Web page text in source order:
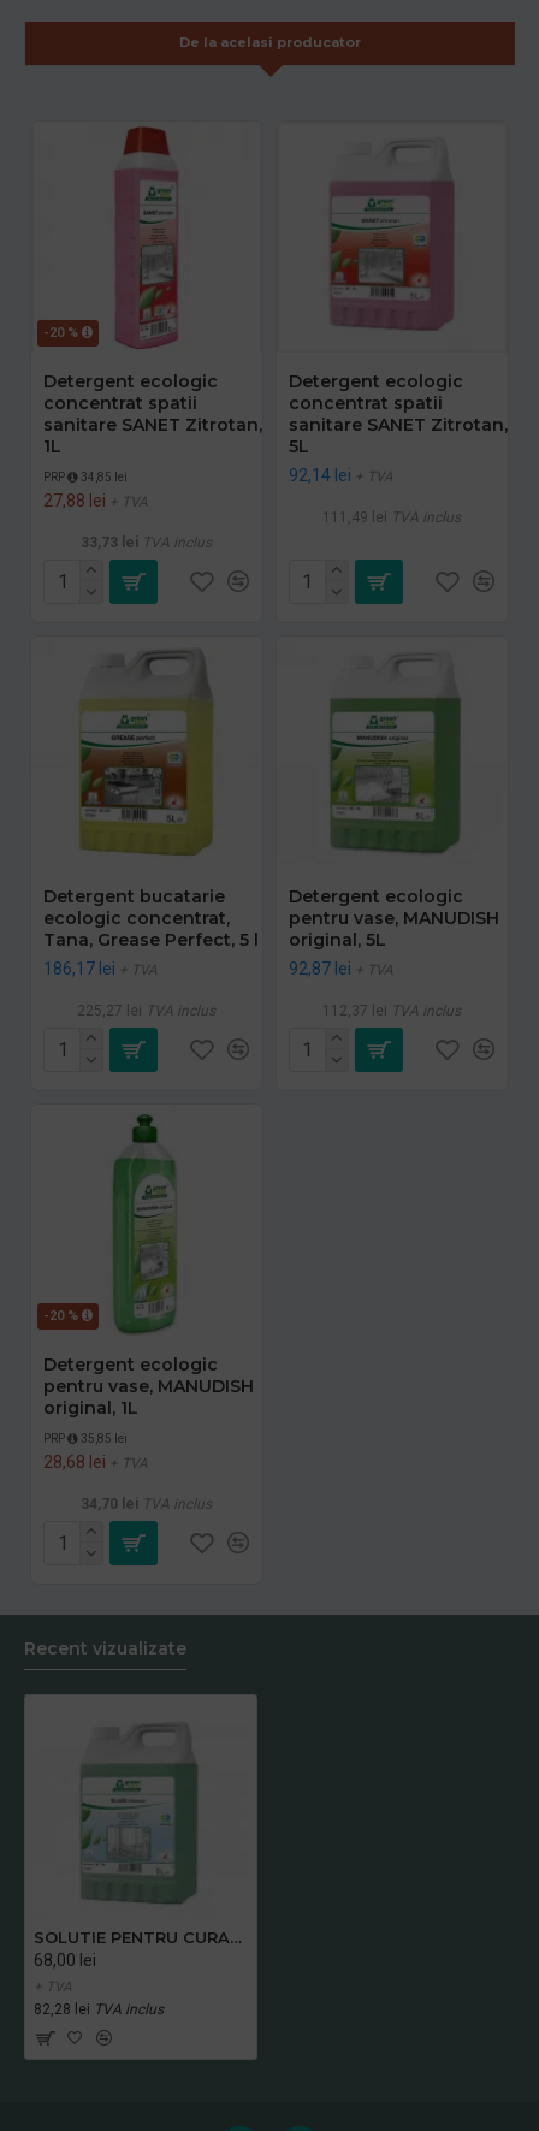
De la acelasi producator
-20 %
Detergent ecologic
concentrat spatii
sanitare SANET Zitrotan,
1L
PRP 34,85 lei
27,88 lei + TVA
33,73 lei TVA inclus
Detergent ecologic
concentrat spatii
sanitare SANET Zitrotan,
5L
92,14 lei + TVA
111,49 lei TVA inclus
Detergent bucatarie
ecologic concentrat,
Tana, Grease Perfect, 5 l
186,17 lei + TVA
225,27 lei TVA inclus
Detergent ecologic
pentru vase, MANUDISH
original, 5L
92,87 lei + TVA
112,37 lei TVA inclus
-20 %
Detergent ecologic
pentru vase, MANUDISH
original, 1L
PRP 35,85 lei
28,68 lei + TVA
34,70 lei TVA inclus
Recent vizualizate
SOLUTIE PENTRU CURATAREA SUPRAFETELOR VITRATE GLASS CLEANER – 5L
68,00 lei
+ TVA
82,28 lei TVA inclus